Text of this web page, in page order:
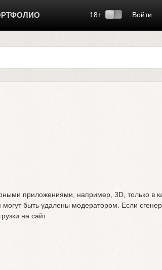
Войти
18+
приложениями, например, 3D, только в
быть удалены модератором. Если
на сайт.